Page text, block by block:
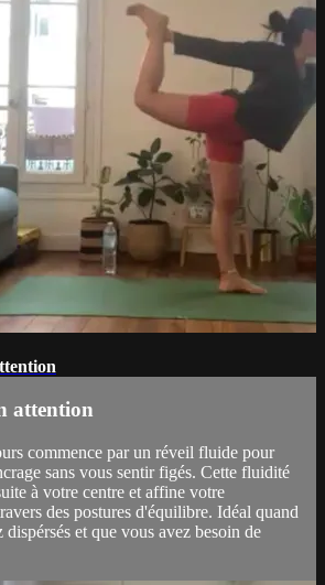
attention
commence par un réveil fluide pour
sans vous sentir figés. Cette fluidité
à votre centre et affine votre
des postures d'équilibre. Idéal quand
dispérsés et que vous avez besoin de